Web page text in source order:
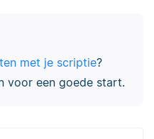
met je scriptie?
voor een goede start.